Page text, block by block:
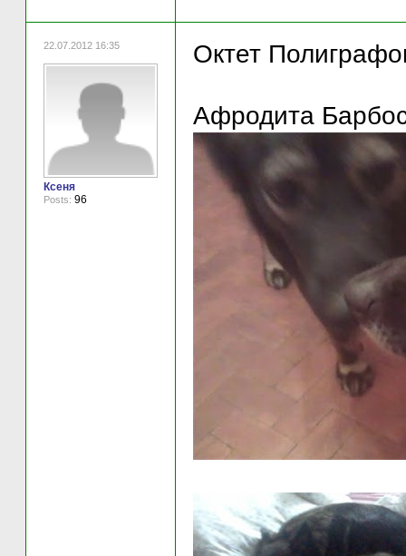
22.07.2012 16:35
Ксеня
Posts: 96
Октет
Афродита